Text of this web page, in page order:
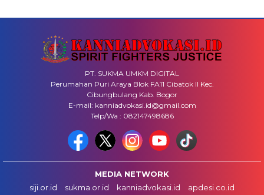
PT. SUKMA UMKM DIGITAL
Perumahan Puri Araya Blok FA11 Cibatok II Kec.
Cibungbulang Kab. Bogor
E-mail: kanniadvokasi.id@gmail.com
Telp/Wa : 082147498686
MEDIA NETWORK
siji.or.id
sukma.or.id kanniadvokasi.id
apdesi.co.id